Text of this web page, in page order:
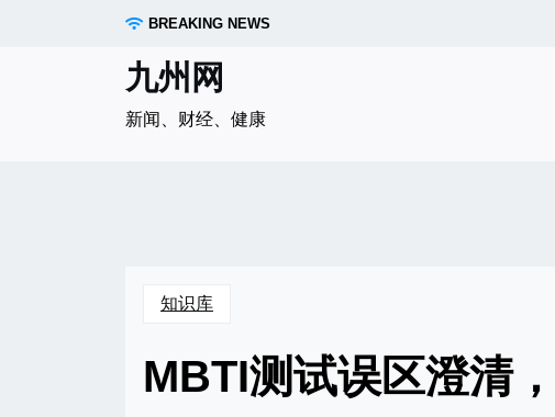
BREAKING NEWS
九州网
新闻、财经、健康
知识库
MBTI测试误区澄清